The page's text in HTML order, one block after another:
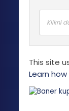
Klikni
This site
Learn